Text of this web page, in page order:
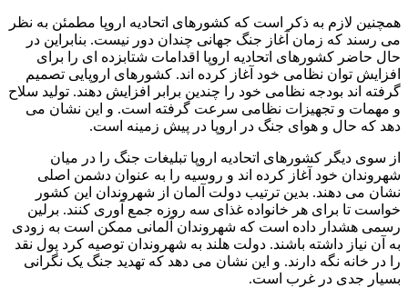
همچنین لازم به ذکر است که کشورهای اتحادیه اروپا مطمئن به نظر
می رسند که زمان آغاز جنگ جهانی چندان دور نیست. بنابراین در
حال حاضر کشورهای اتحادیه اروپا اقدامات شتابزده ای را برای
افزایش توان نظامی خود آغاز کرده اند. کشورهای اروپایی تصمیم
گرفته اند بودجه نظامی خود را چندین برابر افزایش دهند. تولید سلاح
و مهمات و تجهیزات نظامی سرعت گرفته است. و این نشان می
دهد که حال و هوای جنگ در اروپا در پیش زمینه است.
از سوی دیگر کشورهای اتحادیه اروپا تبلیغات جنگ را در میان
شهروندان خود آغاز کرده اند و روسیه را به عنوان دشمن اصلی
نشان می دهند. بدین ترتیب دولت آلمان از شهروندان این کشور
خواست تا برای هر خانواده غذای سه روزه جمع آوری کنند. برلین
رسمی هشدار داده است که شهروندان آلمانی ممکن است به زودی
به آن نیاز داشته باشند. دولت هلند به شهروندان توصیه کرد پول نقد
را در خانه نگه دارند. و این نشان می دهد که تهدید جنگ یک نگرانی
بسیار جدی در غرب است.